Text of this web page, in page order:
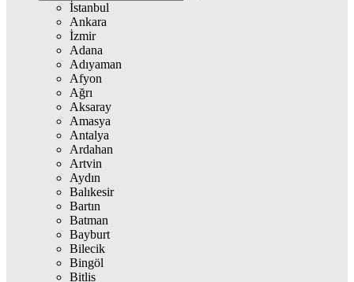
İstanbul
Ankara
İzmir
Adana
Adıyaman
Afyon
Ağrı
Aksaray
Amasya
Antalya
Ardahan
Artvin
Aydın
Balıkesir
Bartın
Batman
Bayburt
Bilecik
Bingöl
Bitlis